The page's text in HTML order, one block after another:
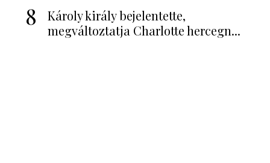
8
Károly király bejelentette,
megváltoztatja Charlotte hercegn...